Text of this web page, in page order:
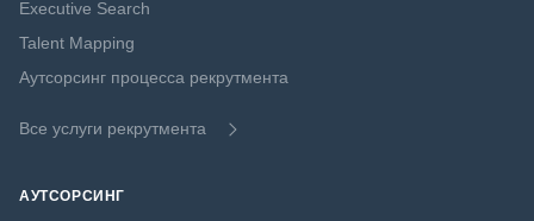
Executive Search
Talent Mapping
Аутсорсинг процесса рекрутмента
Все услуги рекрутмента
АУТСОРСИНГ